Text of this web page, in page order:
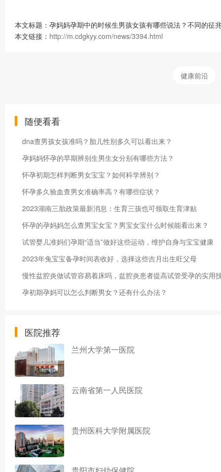
本文标题：孕妈妈孕期中的时候生男孩女孩有哪些说法？不同的征
本文链接： http://m.cdgkyy.com/news/3394.html
健康前沿
随便看看
dna查男孩女孩准吗？胎儿性别多久可以看出来？
孕妈妈怀孕的早期辨别生男生女分别有哪些方法？
怀孕初期怎样判断男女宝宝？如何科学辨别？
怀孕多久验血查男女准确率高？有哪些症状？
2023湖南三胎政策最新消息：生育三孩也可领取生育津贴
怀孕的孕妈妈怎么查男宝女宝？男宝女宝什么时候能看出来？
试管婴儿准妈们孕期“适当”做好这些运动，维护自身与宝宝健康
2023年兔宝宝备孕时间表收好，选择这些吉月出生旺父母
慢性盆腔炎做试管容易着床吗，盆腔炎患者提高试管受孕的实用
孕初期孕妈可以怎么判断男女？还有什么办法？
医院推荐
兰州大学第一医院
云南省第一人民医院
贵州医科大学附属医院